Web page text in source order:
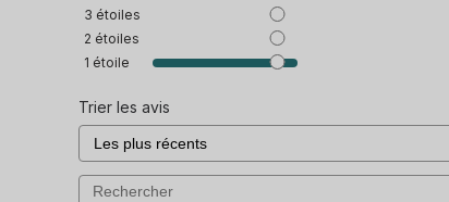
3 étoiles
2 étoiles
1 étoile
Trier les avis